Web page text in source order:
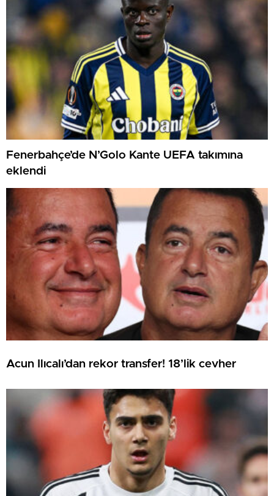
Fenerbahçe’de N’Golo Kante UEFA takımına
eklendi
Acun Ilıcalı’dan rekor transfer! 18’lik cevher